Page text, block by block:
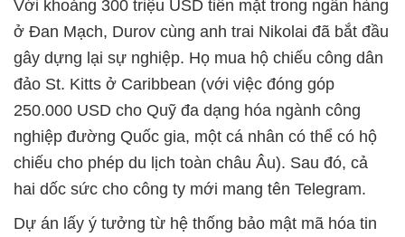
Với khoảng 300 triệu USD tiền mặt trong ngân hàng
ở Đan Mạch, Durov cùng anh trai Nikolai đã bắt đầu
gây dựng lại sự nghiệp. Họ mua hộ chiếu công dân
đảo St. Kitts ở Caribbean (với việc đóng góp
250.000 USD cho Quỹ đa dạng hóa ngành công
nghiệp đường Quốc gia, một cá nhân có thể có hộ
chiếu cho phép du lịch toàn châu Âu). Sau đó, cả
hai dốc sức cho công ty mới mang tên Telegram.
Dự án lấy ý tưởng từ hệ thống bảo mật mã hóa tin